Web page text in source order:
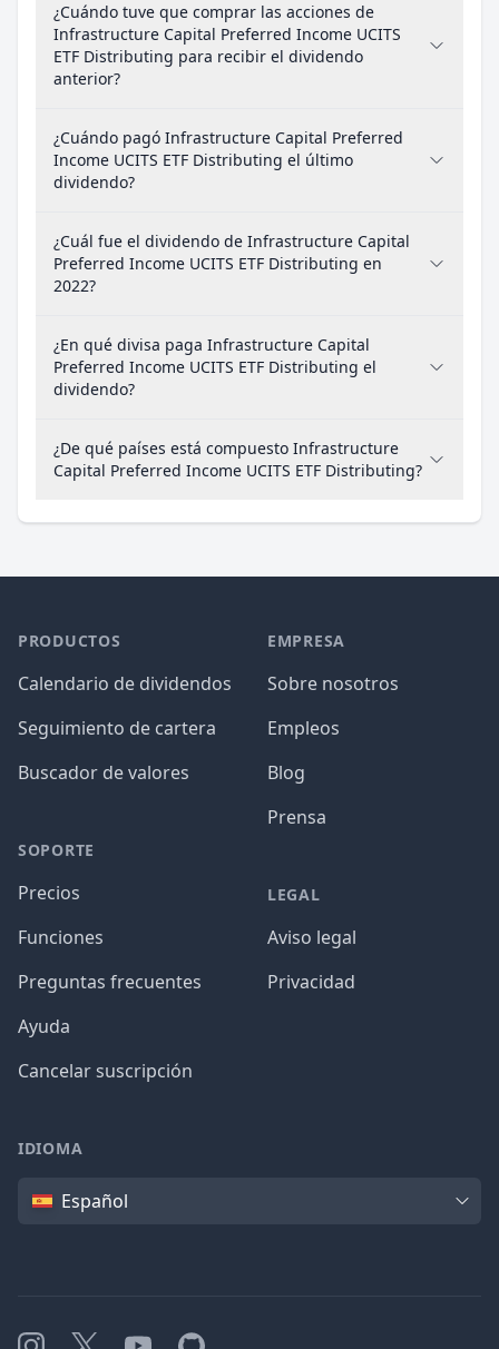
¿Cuándo tuve que comprar las acciones de
Infrastructure Capital Preferred Income UCITS
ETF Distributing para recibir el dividendo
anterior?
¿Cuándo pagó Infrastructure Capital Preferred
Income UCITS ETF Distributing el último
dividendo?
¿Cuál fue el dividendo de Infrastructure Capital
Preferred Income UCITS ETF Distributing en
2022?
¿En qué divisa paga Infrastructure Capital
Preferred Income UCITS ETF Distributing el
dividendo?
¿De qué países está compuesto Infrastructure
Capital Preferred Income UCITS ETF Distributing?
PRODUCTOS
Calendario de dividendos
Seguimiento de cartera
Buscador de valores
SOPORTE
Precios
Funciones
Preguntas frecuentes
Ayuda
Cancelar suscripción
EMPRESA
Sobre nosotros
Empleos
Blog
Prensa
LEGAL
Aviso legal
Privacidad
IDIOMA
IdiomaEspañol